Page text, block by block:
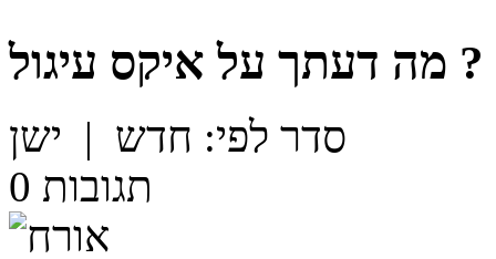
מה דעתך על איקס עיגול ?
סדר לפי: חדש | ישן
0 תגובות